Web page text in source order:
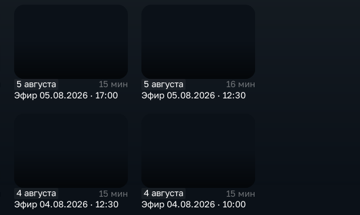
5 августа
15 мин
Эфир 05.08.2026 · 17:00
5 августа
16 мин
Эфир 05.08.2026 · 12:30
4 августа
15 мин
Эфир 04.08.2026 · 12:30
4 августа
15 мин
Эфир 04.08.2026 · 10:00